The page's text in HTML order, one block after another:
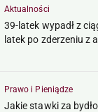
Aktualności
39-latek wypadł z
latek po zderzeniu z
Prawo i Pieniądze
Jakie stawki za